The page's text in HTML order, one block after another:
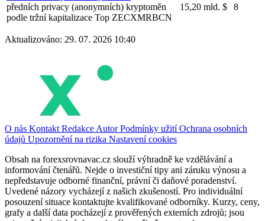
předních privacy (anonymních) kryptoměn
podle tržní kapitalizace Top ZECXMRBCN
15,20 mld. $ 8
Aktualizováno: 29. 07. 2026 10:40
O nás Kontakt Redakce AutorPodmínky užitíOchrana osobních
údajů Upozornění na rizika Nastavení cookies
Obsah na forexsrovnavac.cz slouží výhradně ke vzdělávání a
informování čtenářů. Nejde o investiční tipy ani záruku výnosu a
nepředstavuje odborné finanční, právní či daňové poradenství.
Uvedené názory vycházejí z našich zkušeností. Pro individuální
posouzení situace kontaktujte kvalifikované odborníky. Kurzy, ceny,
grafy a další data pocházejí z prověřených externích zdrojů; jsou